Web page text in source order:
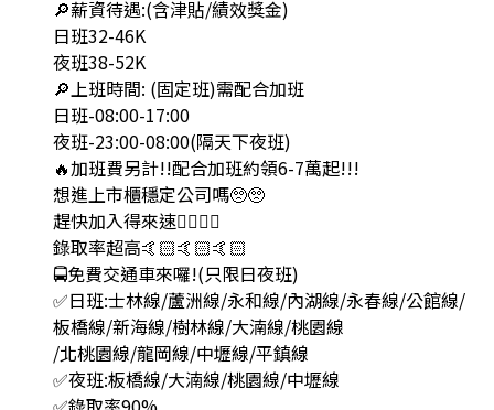
🔎薪資待遇:(含津貼/績效獎金)
日班32-46K
夜班38-52K
🔎上班時間: (固定班)需配合加班
日班-08:00-17:00
夜班-23:00-08:00(隔天下夜班)
🔥加班費另計!!配合加班約領6-7萬起!!!
想進上市櫃穩定公司嗎🥺🥺
趕快加入得來速👯‍♀👯‍♀
錄取率超高🤙🏻🤙🏻🤙🏻
🚍免費交通車來囉!(只限日夜班)
✅日班:士林線/蘆洲線/永和線/內湖線/永春線/公館線/
板橋線/新海線/樹林線/大湳線/桃園線
/北桃園線/龍岡線/中壢線/平鎮線
✅夜班:板橋線/大湳線/桃園線/中壢線